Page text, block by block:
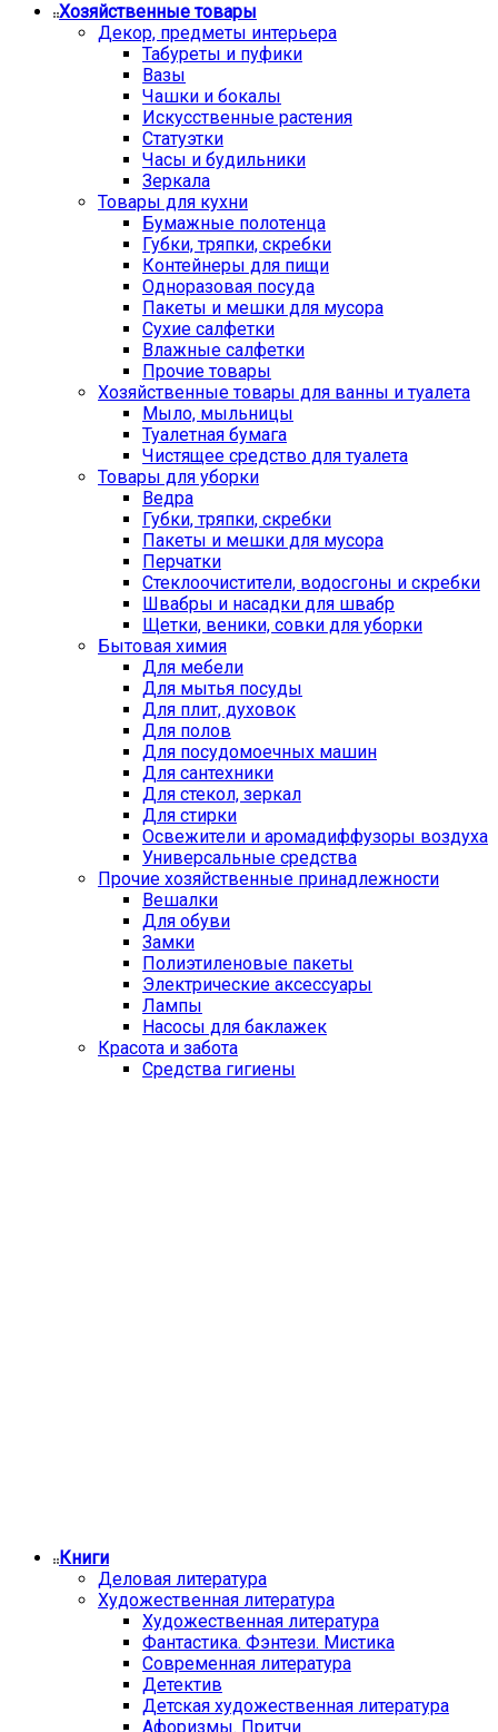
Хозяйственные товары
Декор, предметы интерьера
Табуреты и пуфики
Вазы
Чашки и бокалы
Искусственные растения
Статуэтки
Часы и будильники
Зеркала
Товары для кухни
Бумажные полотенца
Губки, тряпки, скребки
Контейнеры для пищи
Одноразовая посуда
Пакеты и мешки для мусора
Сухие салфетки
Влажные салфетки
Прочие товары
Хозяйственные товары для ванны и туалета
Мыло, мыльницы
Туалетная бумага
Чистящее средство для туалета
Товары для уборки
Ведра
Губки, тряпки, скребки
Пакеты и мешки для мусора
Перчатки
Стеклоочистители, водосгоны и скребки
Швабры и насадки для швабр
Щетки, веники, совки для уборки
Бытовая химия
Для мебели
Для мытья посуды
Для плит, духовок
Для полов
Для посудомоечных машин
Для сантехники
Для стекол, зеркал
Для стирки
Освежители и аромадиффузоры воздуха
Универсальные средства
Прочие хозяйственные принадлежности
Вешалки
Для обуви
Замки
Полиэтиленовые пакеты
Электрические аксессуары
Лампы
Насосы для баклажек
Красота и забота
Средства гигиены
Книги
Деловая литература
Художественная литература
Художественная литература
Фантастика. Фэнтези. Мистика
Современная литература
Детектив
Детская художественная литература
Афоризмы. Притчи